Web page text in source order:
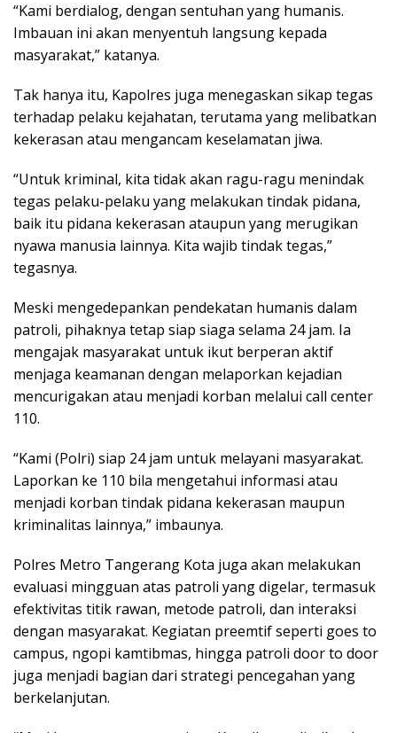
“Kami berdialog, dengan sentuhan yang humanis.
Imbauan ini akan menyentuh langsung kepada
masyarakat,” katanya.
Tak hanya itu, Kapolres juga menegaskan sikap tegas
terhadap pelaku kejahatan, terutama yang melibatkan
kekerasan atau mengancam keselamatan jiwa.
“Untuk kriminal, kita tidak akan ragu-ragu menindak
tegas pelaku-pelaku yang melakukan tindak pidana,
baik itu pidana kekerasan ataupun yang merugikan
nyawa manusia lainnya. Kita wajib tindak tegas,”
tegasnya.
Meski mengedepankan pendekatan humanis dalam
patroli, pihaknya tetap siap siaga selama 24 jam. Ia
mengajak masyarakat untuk ikut berperan aktif
menjaga keamanan dengan melaporkan kejadian
mencurigakan atau menjadi korban melalui call center
110.
“Kami (Polri) siap 24 jam untuk melayani masyarakat.
Laporkan ke 110 bila mengetahui informasi atau
menjadi korban tindak pidana kekerasan maupun
kriminalitas lainnya,” imbaunya.
Polres Metro Tangerang Kota juga akan melakukan
evaluasi mingguan atas patroli yang digelar, termasuk
efektivitas titik rawan, metode patroli, dan interaksi
dengan masyarakat. Kegiatan preemtif seperti goes to
campus, ngopi kamtibmas, hingga patroli door to door
juga menjadi bagian dari strategi pencegahan yang
berkelanjutan.